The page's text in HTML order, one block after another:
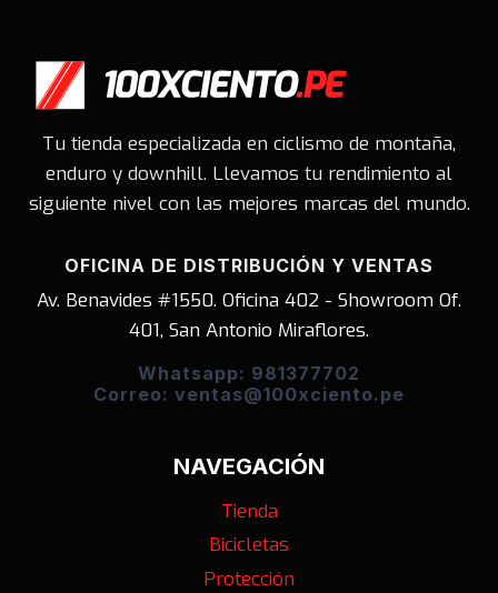
Tu tienda especializada en ciclismo de montaña,
enduro y downhill. Llevamos tu rendimiento al
siguiente nivel con las mejores marcas del mundo.
OFICINA DE DISTRIBUCIÓN Y VENTAS
Av. Benavides #1550. Oficina 402 - Showroom Of.
401, San Antonio Miraflores.
Whatsapp: 981377702
Correo: ventas@100xciento.pe
NAVEGACIÓN
Tienda
Bicicletas
Protección